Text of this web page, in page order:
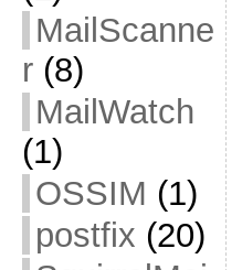
MailScanne
r(8)
MailWatch
(1)
OSSIM (1)
postfix (20)